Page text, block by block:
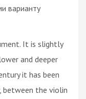
варианту
It is slightly
and deeper
it has been
the violin